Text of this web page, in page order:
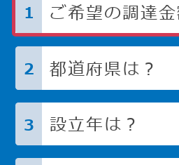
1 ご希望の調達
2 都道府県は？
3 設立年は？